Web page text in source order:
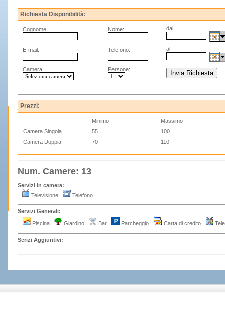
Richiesta Disponibilità:
Cognome: Nome: dal:
E-mail: Telefono: al:
Camera: Persone:
Prezzi:
Minimo
Massimo
Camera Singola
55
100
Camera Doppia
70 110
Num. Camere: 13
Servizi in camera:
Televisione
Telefono
Servizi Generali:
Piscina
Giardino Bar Parcheggio Carta di credito
Serizi Aggiuntivi: